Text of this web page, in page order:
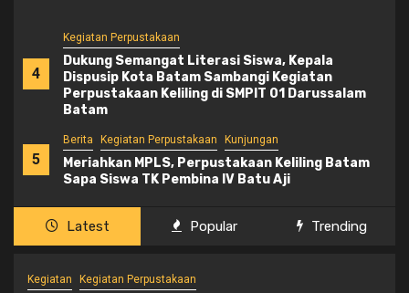
4
Kegiatan Perpustakaan
Dukung Semangat Literasi Siswa, Kepala
Dispusip Kota Batam Sambangi Kegiatan
Perpustakaan Keliling di SMPIT 01 Darussalam
Batam
5
Berita Kegiatan Perpustakaan Kunjungan
Meriahkan MPLS, Perpustakaan Keliling Batam
Sapa Siswa TK Pembina IV Batu Aji
Latest Popular Trending
Kegiatan Kegiatan Perpustakaan